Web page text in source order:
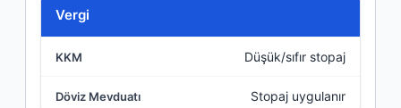
Vergi
Düşük/sıfır stopaj
Stopaj uygulanır